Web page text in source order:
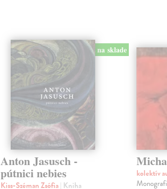
na sklade
Anton Jasusch -
pútnici nebies
Kiss-Széman Zsófia| Kniha
kolektív